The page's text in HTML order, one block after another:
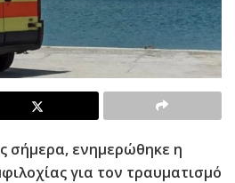
σήμερα, ενημερώθηκε η
για τον τραυματισμό